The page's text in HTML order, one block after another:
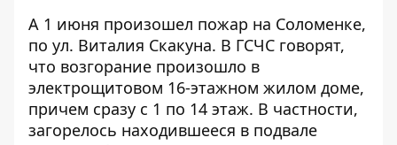
А 1 июня произошел пожар на Соломенке,
по ул. Виталия Скакуна. В ГСЧС говорят,
что возгорание произошло в
электрощитовом 16-этажном жилом доме,
причем сразу с 1 по 14 этаж. В частности,
загорелось находившееся в подвале